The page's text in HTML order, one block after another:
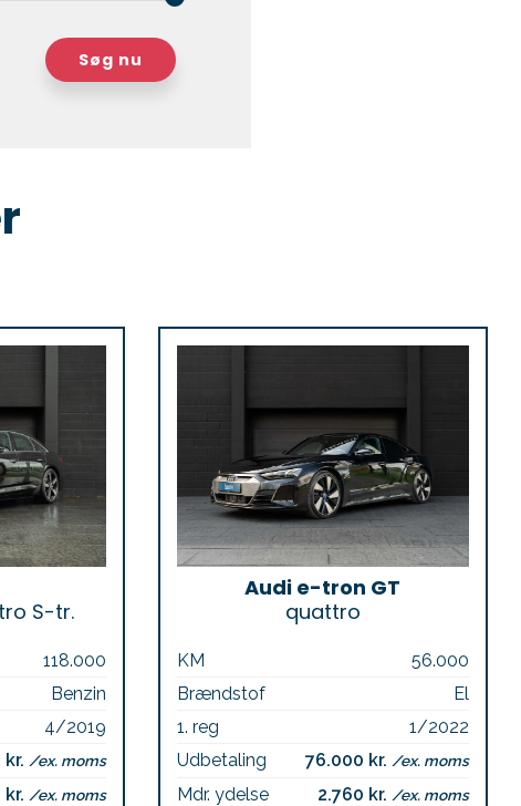
Søg nu
S-tr.
118.000
Benzin
4/2019
/ex. moms
kr. /ex. moms
Audi e-tron GT
quattro
KM
56.000
Brændstof
El
1. reg
1/2022
Udbetaling
76.000 kr. /ex. moms
Mdr. ydelse 2.760 kr. /ex. moms